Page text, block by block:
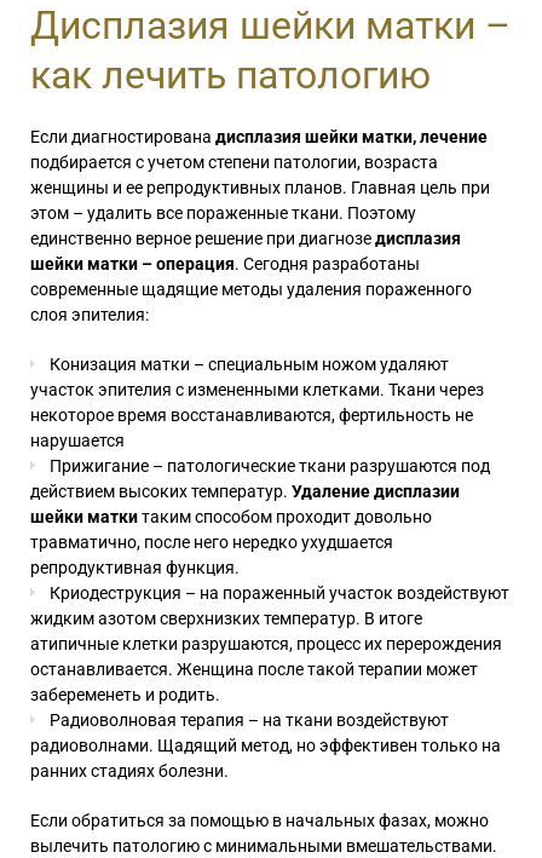
Дисплазия шейки матки –
как лечить патологию
Если диагностирована дисплазия шейки матки, лечение
подбирается с учетом степени патологии, возраста
женщины и ее репродуктивных планов. Главная цель при
этом – удалить все пораженные ткани. Поэтому
единственно верное решение при диагнозедисплазия
шейки матки – операция. Сегодня разработаны
современные щадящие методы удаления пораженного
слоя эпителия:
Конизация матки – специальным ножом удаляют
участок эпителия с измененными клетками. Ткани через
некоторое время восстанавливаются, фертильность не
нарушается
Прижигание – патологические ткани разрушаются под
действием высоких температур. Удаление дисплазии
шейки маткитаким способом проходит довольно
травматично, после него нередко ухудшается
репродуктивная функция.
Криодеструкция – на пораженный участок воздействуют
жидким азотом сверхнизких температур. В итоге
атипичные клетки разрушаются, процесс их перерождения
останавливается. Женщина после такой терапии может
забеременеть и родить.
Радиоволновая терапия – на ткани воздействуют
радиоволнами. Щадящий метод, но эффективен только на
ранних стадиях болезни.
Если обратиться за помощью в начальных фазах, можно
вылечить патологию с минимальными вмешательствами.